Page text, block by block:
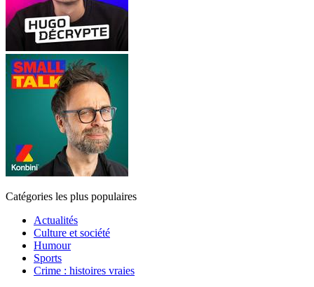
Catégories les plus populaires
Actualités
Culture et société
Humour
Sports
Crime : histoires vraies